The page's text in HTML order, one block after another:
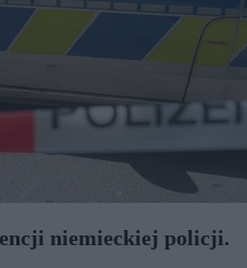
niemieckiej policji.